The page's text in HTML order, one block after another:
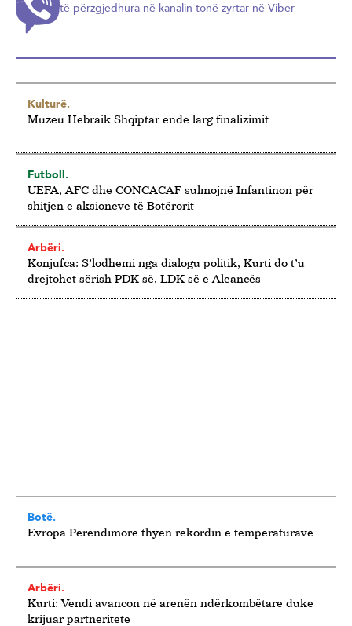
të përzgjedhura në kanalin tonë zyrtar në Viber
Kulturë.
Muzeu Hebraik Shqiptar ende larg finalizimit
Futboll.
UEFA, AFC dhe CONCACAF sulmojnë Infantinon për
shitjen e aksioneve të Botërorit
Arbëri.
Konjufca: S’lodhemi nga dialogu politik, Kurti do t’u
drejtohet sërish PDK-së, LDK-së e Aleancës
Botë.
Evropa Perëndimore thyen rekordin e temperaturave
Arbëri.
Kurti: Vendi avancon në arenën ndërkombëtare duke
krijuar partneritete